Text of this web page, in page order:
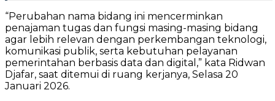
“Perubahan nama bidang ini mencerminkan
penajaman tugas dan fungsi masing-masing bidang
agar lebih relevan dengan perkembangan teknologi,
komunikasi publik, serta kebutuhan pelayanan
pemerintahan berbasis data dan digital,” kata Ridwan
Djafar, saat ditemui di ruang kerjanya, Selasa 20
Januari 2026.